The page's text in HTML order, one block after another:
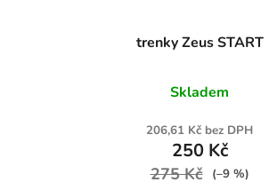
trenky Zeus START
Skladem
206,61 Kč bez DPH
250 Kč
275 Kč (–9 %)